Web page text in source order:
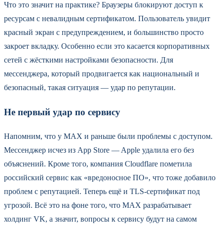
Что это значит на практике? Браузеры блокируют доступ к
ресурсам с невалидным сертификатом. Пользователь увидит
красный экран с предупреждением, и большинство просто
закроет вкладку. Особенно если это касается корпоративных
сетей с жёсткими настройками безопасности. Для
мессенджера, который продвигается как национальный и
безопасный, такая ситуация — удар по репутации.
Не первый удар по сервису
Напомним, что у MAX и раньше были проблемы с доступом.
Мессенджер исчез из App Store — Apple удалила его без
объяснений. Кроме того, компания Cloudflare пометила
российский сервис как «вредоносное ПО», что тоже добавило
проблем с репутацией. Теперь ещё и TLS-сертификат под
угрозой. Всё это на фоне того, что MAX разрабатывает
холдинг VK, а значит, вопросы к сервису будут на самом